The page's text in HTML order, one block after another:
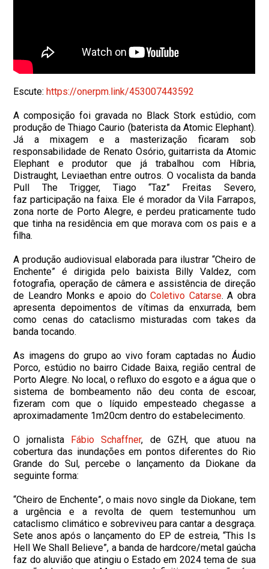
Escute:https://onerpm.link/453007443592
A composição foi gravada no Black Stork estúdio, com
produção de Thiago Caurio (baterista da Atomic Elephant).
Já a mixagem e a masterização ficaram sob
responsabilidade de Renato Osório, guitarrista da Atomic
Elephant e produtor que já trabalhou com Híbria,
Distraught, Leviaethan entre outros. O vocalista da banda
Pull The Trigger, Tiago “Taz” Freitas Severo,
faz participação na faixa. Ele é morador da Vila Farrapos,
zona norte de Porto Alegre, e perdeu praticamente tudo
que tinha na residência em que morava com os pais e a
filha.
A produção audiovisual elaborada para ilustrar “Cheiro de
Enchente” é dirigida pelo baixista Billy Valdez, com
fotografia, operação de câmera e assistência de direção
de Leandro Monks e apoio doColetivo Catarse. A obra
apresenta depoimentos de vítimas da enxurrada, bem
como cenas do cataclismo misturadas com takes da
banda tocando.
As imagens do grupo ao vivo foram captadas no Áudio
Porco, estúdio no bairro Cidade Baixa, região central de
Porto Alegre. No local, o refluxo do esgoto e a água que o
sistema de bombeamento não deu conta de escoar,
fizeram com que o líquido empesteado chegasse a
aproximadamente 1m20cm dentro do estabelecimento.
O jornalista Fábio Schaffner, de GZH, que atuou na
cobertura das inundações em pontos diferentes do Rio
Grande do Sul, percebe o lançamento da Diokane da
seguinte forma:
“Cheiro de Enchente”, o mais novo single da Diokane, tem
a urgência e a revolta de quem testemunhou um
cataclismo climático e sobreviveu para cantar a desgraça.
Sete anos após o lançamento do EP de estreia, “This Is
Hell We Shall Believe”, a banda de hardcore/metal gaúcha
faz do aluvião que atingiu o Estado em 2024 tema de sua